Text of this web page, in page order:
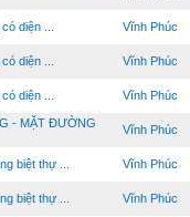
diện ... Vĩnh Phúc
diện ... Vĩnh Phúc
diện ... Vĩnh Phúc
- MẶT ĐƯỜNG
Vĩnh Phúc
biệt thự ... Vĩnh Phúc
biệt thự ... Vĩnh Phúc